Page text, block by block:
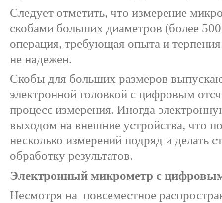
Следует отметить, что измерение
скобами больших диаметров (более
операция, требующая опыта и
не надежен.
Скобы для больших размеров
электронной головкой с цифровым
процесс измерения. Иногда
выходом на внешние устройства, что
несколько измерений подряд и делать
обработку результатов.
Электронный микрометр с
Несмотря на повсеместное